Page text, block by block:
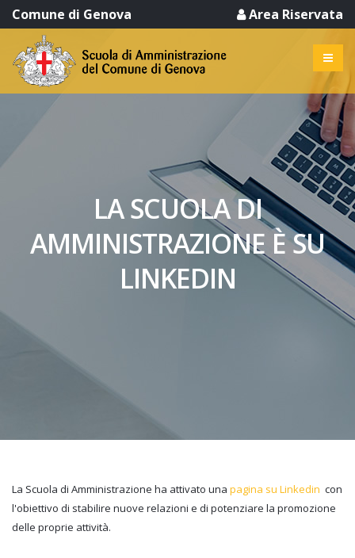
Comune di Genova Area Riservata
LA SCUOLA DI
AMMINISTRAZIONE È SU
LINKEDIN
La Scuola di Amministrazione ha attivato una pagina su Linkedin con
l'obiettivo di stabilire nuove relazioni e di potenziare la promozione
delle proprie attività.